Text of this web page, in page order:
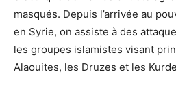
masqués. Depuis l’arrivée au
en Syrie, on assiste à des
les groupes islamistes visant
Alaouites, les Druzes et les